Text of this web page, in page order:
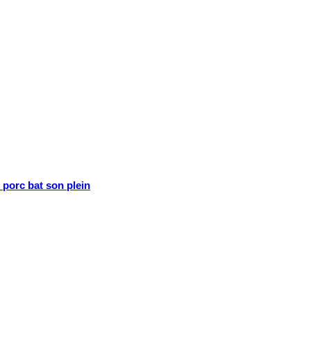
bat son plein